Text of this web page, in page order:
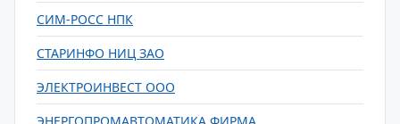
СИМ-РОСС НПК
СТАРИНФО НИЦ ЗАО
ЭЛЕКТРОИНВЕСТ ООО